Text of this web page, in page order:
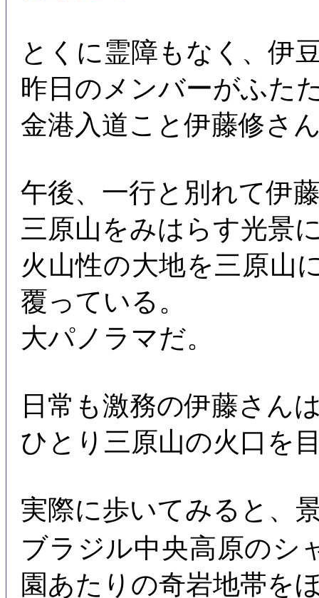
とくに霊障もなく、伊
昨日のメンバーがふた
金港入道こと伊藤修さ
午後、一行と別れて伊
三原山をみはらす光景
火山性の大地を三原山
覆っている。
大パノラマだ。
日常も激務の伊藤さん
ひとり三原山の火口を
実際に歩いてみると、
ブラジル中央高原のシ
園あたりの奇岩地帯を